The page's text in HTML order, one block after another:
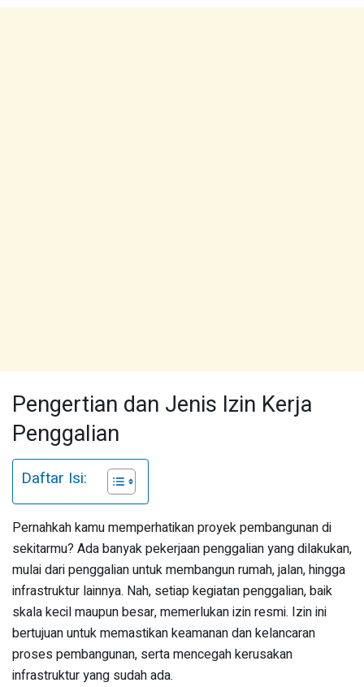
Pengertian dan Jenis Izin Kerja
Penggalian
Daftar Isi:
Pernahkah kamu memperhatikan proyek pembangunan di
sekitarmu? Ada banyak pekerjaan penggalian yang dilakukan,
mulai dari penggalian untuk membangun rumah, jalan, hingga
infrastruktur lainnya. Nah, setiap kegiatan penggalian, baik
skala kecil maupun besar, memerlukan izin resmi. Izin ini
bertujuan untuk memastikan keamanan dan kelancaran
proses pembangunan, serta mencegah kerusakan
infrastruktur yang sudah ada.